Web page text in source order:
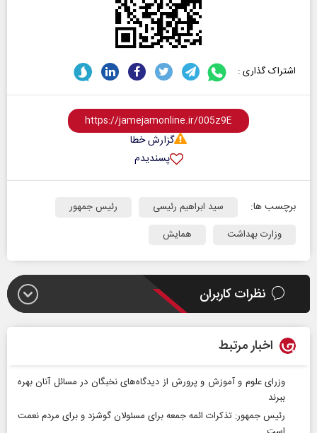
اشتراک گذاری :
گزارش خطا
پسندیدم
برچسب ها: سید ابراهیم رئیسی
رئیس جمهور
وزارت بهداشت
همایش
نظرات کاربران
اخبار مرتبط
وزرای علوم و آموزش و پرورش از دیدگاه‌های نخبگان در مسائل آنان بهره‌
ببرند
رئیس جمهور: تذکرات ائمه جمعه برای مسئولان گوشزد و برای مردم نعمت